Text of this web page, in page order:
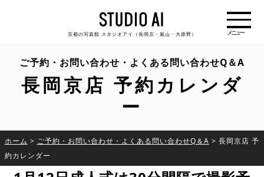
京都の写真館 スタジオアイ（長岡京・嵐山・大原野）
ご予約・お問い合わせ・よくある問い合わせQ＆A
長岡京店 予約カレンダ
ー
ホーム > ご予約・お問い合わせ・よくある問い合わせQ＆A > 長岡京店 予
約カレンダー